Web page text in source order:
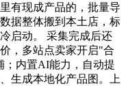
有现成产品的，批量导
据整体搬到本土店，标
启动。 采集完成后还
，多站点卖家开启"合
；内置AI能力，自动提
生成本地化产品图。上